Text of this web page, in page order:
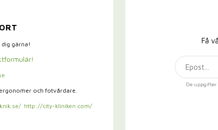
gärna!
och fotvårdare.
http://city-kliniken.com/
Få
De